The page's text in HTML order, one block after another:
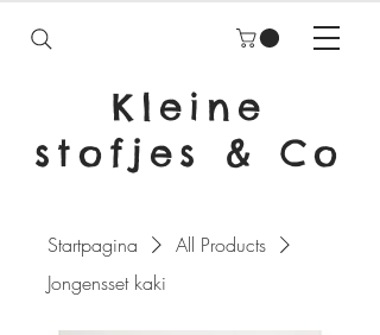
Kleine
stofjes & Co
Startpagina
All Products
Jongensset kaki